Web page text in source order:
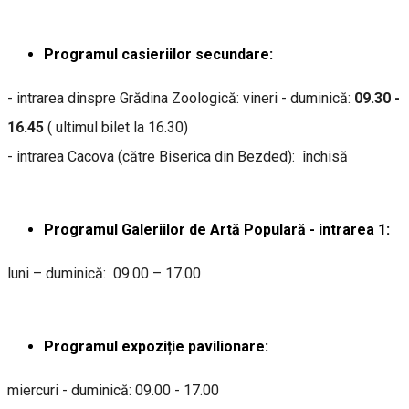
Programul casieriilor secundare:
- intrarea dinspre Grădina Zoologică: vineri - duminică: 09.30 -
16.45 ( ultimul bilet la 16.30)
- intrarea Cacova (către Biserica din Bezded): închisă
Programul Galeriilor de Artă Populară - intrarea 1:
luni – duminică: 09.00 – 17.00
Programul expoziție pavilionare:
miercuri - duminică: 09.00 - 17.00